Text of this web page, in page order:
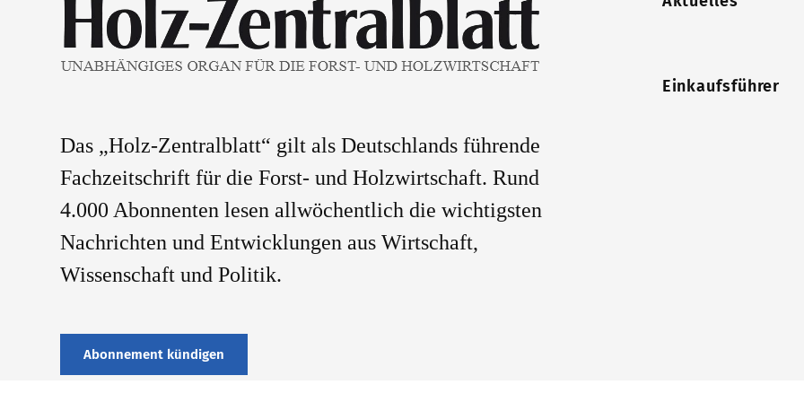
Das „Holz-Zentralblatt“ gilt als Deutschlands führende
Fachzeitschrift für die Forst- und Holzwirtschaft. Rund
4.000 Abonnenten lesen allwöchentlich die wichtigsten
Nachrichten und Entwicklungen aus Wirtschaft,
Wissenschaft und Politik.
Abonnement kündigen
Einkaufsführer